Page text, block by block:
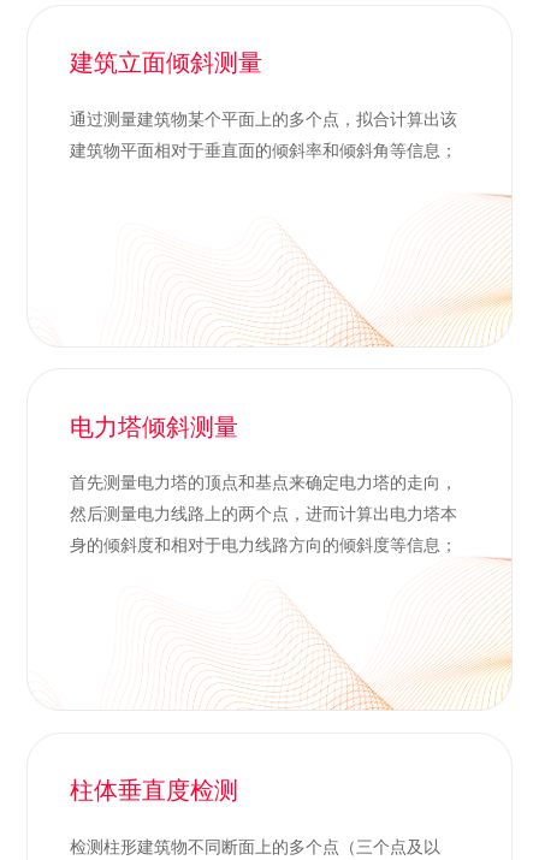
建筑立面倾斜测量
通过测量建筑物某个平面上的多个点，拟合计算出该
建筑物平面相对于垂直面的倾斜率和倾斜角等信息；
电力塔倾斜测量
首先测量电力塔的顶点和基点来确定电力塔的走向，
然后测量电力线路上的两个点，进而计算出电力塔本
身的倾斜度和相对于电力线路方向的倾斜度等信息；
柱体垂直度检测
检测柱形建筑物不同断面上的多个点（三个点及以